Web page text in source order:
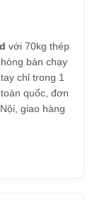
với 70kg thép
bán chạy
chỉ trong 1
quốc, đơn
giao hàng